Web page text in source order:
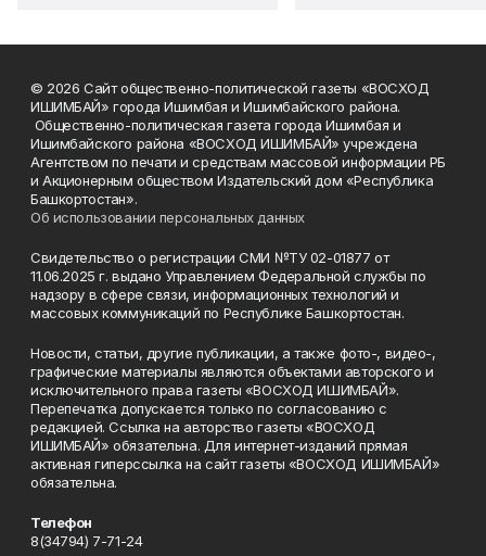
© 2026 Сайт общественно-политической газеты «ВОСХОД
ИШИМБАЙ» города Ишимбая и Ишимбайского района.
Общественно-политическая газета города Ишимбая и
Ишимбайского района «ВОСХОД ИШИМБАЙ» учреждена
Агентством по печати и средствам массовой информации РБ
и Акционерным обществом Издательский дом «Республика
Башкортостан».
Об использовании персональных данных
Свидетельство о регистрации СМИ №ТУ 02-01877 от
11.06.2025 г. выдано Управлением Федеральной службы по
надзору в сфере связи, информационных технологий и
массовых коммуникаций по Республике Башкортостан.
Новости, статьи, другие публикации, а также фото-, видео-,
графические материалы являются объектами авторского и
исключительного права газеты «ВОСХОД ИШИМБАЙ».
Перепечатка допускается только по согласованию с
редакцией. Ссылка на авторство газеты «ВОСХОД
ИШИМБАЙ» обязательна. Для интернет-изданий прямая
активная гиперссылка на сайт газеты «ВОСХОД ИШИМБАЙ»
обязательна.
Телефон
8(34794) 7-71-24